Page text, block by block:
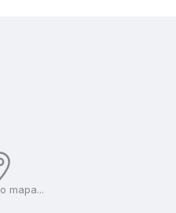
mapa...